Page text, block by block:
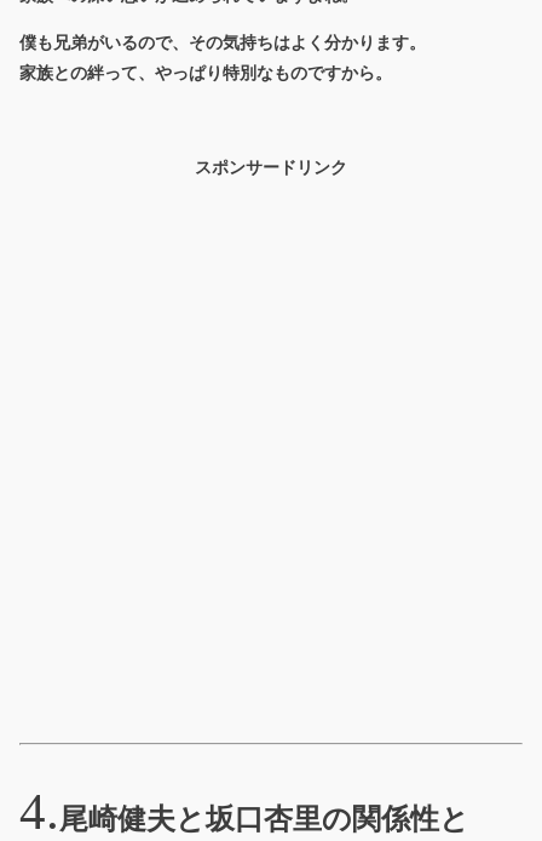
僕も兄弟がいるので、その気持ちはよく分かります。
家族との絆って、やっぱり特別なものですから。
スポンサードリンク
尾崎健夫と坂口杏里の関係性と